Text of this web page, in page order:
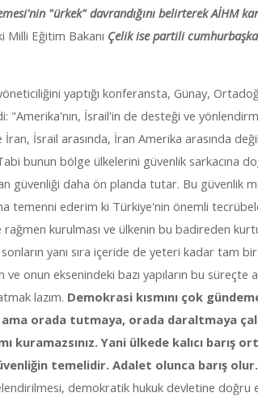
"ürkek" davrandığını belirterek AİHM
Milli Eğitim Bakanı Çelik ise partili
yaptığı konferansta, Günay,
"Amerika'nın, İsrail'in de desteği ve
İsrail arasında, İran Amerika arasında
bunun bölge ülkelerini güvenlik sarkacına
güvenliği daha ön planda tutar. Bu güvenlik
temenni ederim ki Türkiye'nin önemli
rağmen kurulması ve ülkenin bu badireden
yanı sıra içeride de yeteri kadar tam bir
ve onun eksenindeki bazı yapıların bu
lazım. Demokrasi kısmını çok
orada tutmaya, orada daraltmaya
kuramazsınız. Yani ülkede kalıcı barış
temelidir. Adalet olunca barış
demokratik hukuk devletine doğru